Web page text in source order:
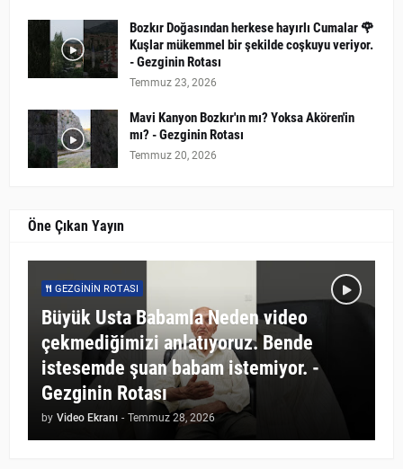
Bozkır Doğasından herkese hayırlı Cumalar 🌹
Kuşlar mükemmel bir şekilde coşkuyu veriyor.
- Gezginin Rotası
Temmuz 23, 2026
Mavi Kanyon Bozkır'ın mı? Yoksa Akören'in
mı? - Gezginin Rotası
Temmuz 20, 2026
Öne Çıkan Yayın
GEZGININ ROTASI
Büyük Usta Babamla Neden video
çekmediğimizi anlatıyoruz. Bende
istesemde şuan babam istemiyor. -
Gezginin Rotası
by Video Ekranı - Temmuz 28, 2026